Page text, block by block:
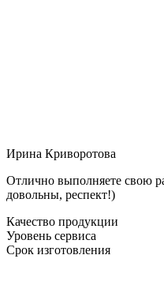
Ирина Криворотова
Отлично выполняете свою
довольны, респект!)
Качество продукции
Уровень сервиса
Срок изготовления